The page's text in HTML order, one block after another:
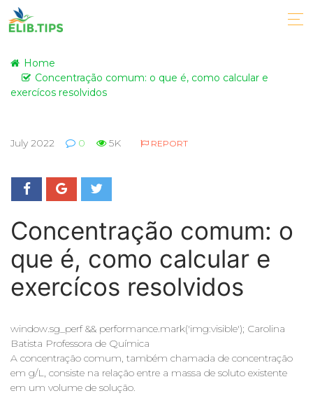
Home
Concentração comum: o que é, como calcular e
exercícos resolvidos
July 2022 0 5K REPORT
Concentração comum: o
que é, como calcular e
exercícos resolvidos
window.sg_perf && performance.mark('img:visible'); Carolina
Batista Professora de Química
A concentração comum, também chamada de concentração
em g/L, consiste na relação entre a massa de soluto existente
em um volume de solução.